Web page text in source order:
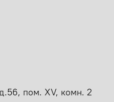
пом. ХV, комн. 2